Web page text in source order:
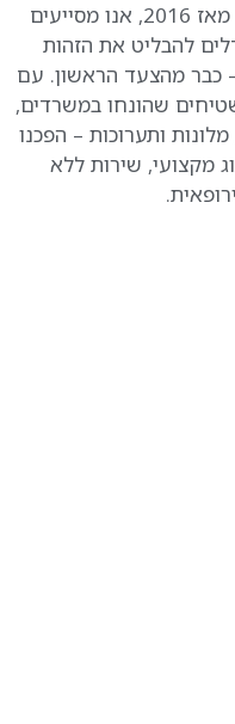
באיכות פרימיום. מאז 2016, אנו מסייעים
להבליט את הזהות
כבר מהצעד הראשון. עם
שהונחו במשרדים,
ותערוכות – הפכנו
מקצועי, שירות ללא